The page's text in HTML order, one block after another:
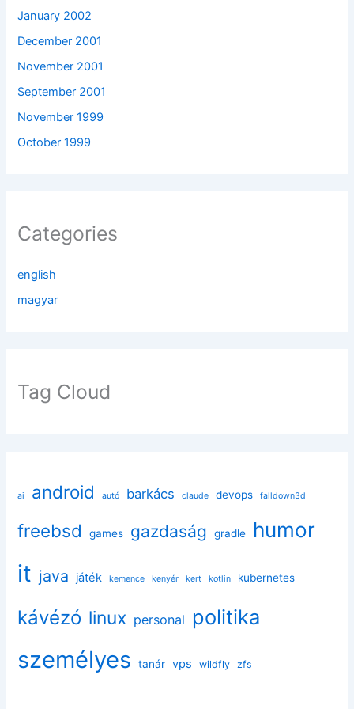
January 2002
December 2001
November 2001
September 2001
November 1999
October 1999
Categories
english
magyar
Tag Cloud
ai android autó barkács claude devops falldown3d
freebsd games gazdaság gradle humor
it java játék kemence kenyér kert kotlin kubernetes
kávézó linux personal politika
személyes tanár vps wildfly zfs